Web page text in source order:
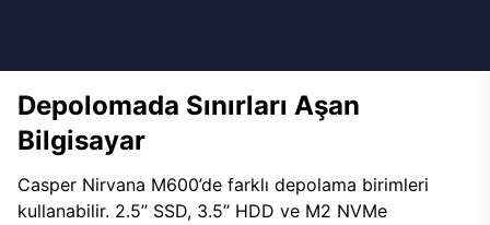
Depolomada Sınırları Aşan
Bilgisayar
Casper Nirvana M600’de farklı depolama birimleri
kullanabilir. 2.5’’ SSD, 3.5’’ HDD ve M2 NVMe